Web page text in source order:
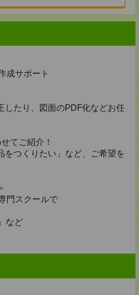
成サポート
したり、図面のPDF化などお任
てご紹介！
をつくりたい」など、ご希望を
門スクールで
など